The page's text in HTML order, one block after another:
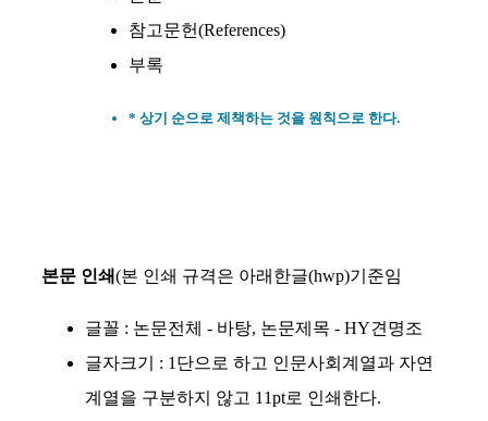
참고문헌(References)
부록
* 상기 순으로 제책하는 것을 원칙으로 한다.
본문 인쇄(본 인쇄 규격은 아래한글(hwp)기준임
글꼴 : 논문전체 - 바탕, 논문제목 - HY견명조
글자크기 : 1단으로 하고 인문사회계열과 자연
계열을 구분하지 않고 11pt로 인쇄한다.